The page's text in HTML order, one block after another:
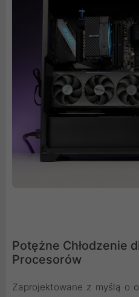
Potężne Chłodzenie
Procesorów
Zaprojektowane z myślą o